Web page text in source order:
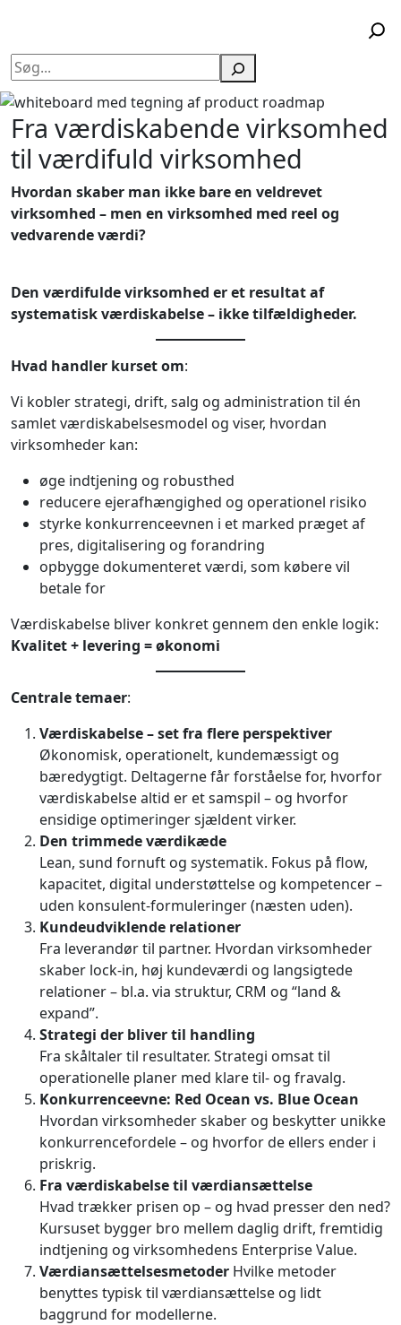
Søg
Fra værdiskabende virksomhed
til værdifuld virksomhed
Hvordan skaber man ikke bare en veldrevet
virksomhed – men en virksomhed med reel og
vedvarende værdi?
Den værdifulde virksomhed er et resultat af
systematisk værdiskabelse – ikke tilfældigheder.
Hvad handler kurset om:
Vi kobler strategi, drift, salg og administration til én
samlet værdiskabelsesmodel og viser, hvordan
virksomheder kan:
øge indtjening og robusthed
reducere ejerafhængighed og operationel risiko
styrke konkurrenceevnen i et marked præget af
pres, digitalisering og forandring
opbygge dokumenteret værdi, som købere vil
betale for
Værdiskabelse bliver konkret gennem den enkle logik:
Kvalitet + levering = økonomi
Centrale temaer:
Værdiskabelse – set fra flere perspektiver
Økonomisk, operationelt, kundemæssigt og
bæredygtigt. Deltagerne får forståelse for, hvorfor
værdiskabelse altid er et samspil – og hvorfor
ensidige optimeringer sjældent virker.
Den trimmede værdikæde
Lean, sund fornuft og systematik. Fokus på flow,
kapacitet, digital understøttelse og kompetencer –
uden konsulent-formuleringer (næsten uden).
Kundeudviklende relationer
Fra leverandør til partner. Hvordan virksomheder
skaber lock-in, høj kundeværdi og langsigtede
relationer – bl.a. via struktur, CRM og “land &
expand”.
Strategi der bliver til handling
Fra skåltaler til resultater. Strategi omsat til
operationelle planer med klare til- og fravalg.
Konkurrenceevne: Red Ocean vs. Blue Ocean
Hvordan virksomheder skaber og beskytter unikke
konkurrencefordele – og hvorfor de ellers ender i
priskrig.
Fra værdiskabelse til værdiansættelse
Hvad trækker prisen op – og hvad presser den ned?
Kursuset bygger bro mellem daglig drift, fremtidig
indtjening og virksomhedens Enterprise Value.
Værdiansættelsesmetoder Hvilke metoder
benyttes typisk til værdiansættelse og lidt
baggrund for modellerne.